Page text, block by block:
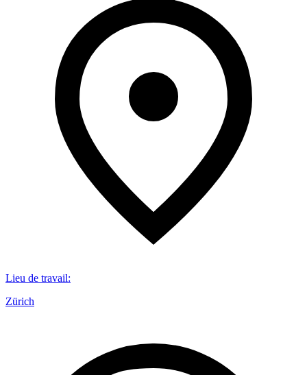
Lieu de travail:
Zürich